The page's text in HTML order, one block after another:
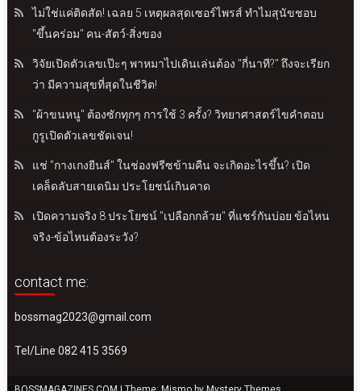
ไม่ใช่แค่ติดสัด! เฉลย 5 เหตุผลสุดเซอร์ไพรส์ ทำไมสุนัขชอบ
"ขึ้นคร่อม" คน-สัตว์-สิ่งของ
วิจัยเปิดตัวเลขเป๊ะๆ พาหมาไปเดินเล่นต้อง "กี่นาที?" ถึงจะเรียก
ว่า มีความสุขที่สุดในชีวิต!
"ผ้าขนหนู" ต้องซักทุกๆ การใช้ 3 ครั้ง? วิทยาศาสตร์ไขคำตอบ
กูรูเปิดตัวเลขชัดเจน!
แช่ "กางเกงยีนส์" ในช่องฟรีซข้ามคืน จะเกิดอะไรขึ้น? เปิด
เคล็ดลับสายเดนิม ประโยชน์เกินคาด
เปิดความจริง 8 ประโยชน์ "เปลือกกล้วย" ที่แชร์กันบ่อย ข้อไหน
จริง-ข้อไหนต้องระวัง?
contact me:
bossmag2023@gmail.com
Tel/Line 082 415 3569